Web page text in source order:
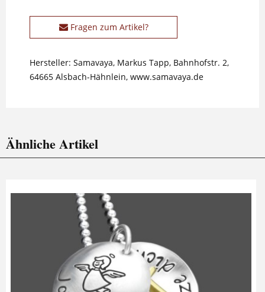
Fragen zum Artikel?
Hersteller: Samavaya, Markus Tapp, Bahnhofstr. 2,
64665 Alsbach-Hähnlein, www.samavaya.de
Ähnliche Artikel